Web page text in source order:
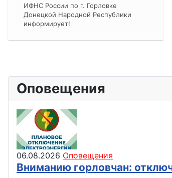
ИФНС России по г. Горловке
Донецкой Народной Республики
информирует!
Оповещения
06.08.2026 Оповещения
Вниманию горловчан: